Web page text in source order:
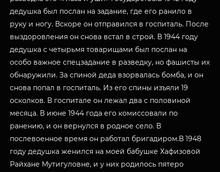
МУЗЕЙНЫЙ КОМПЛЕКС
дедушка был послан на задание, где его ранило в
руку и ногу. Вскоре он отправился в госпиталь. После
выздоровления он снова встал в строй. В 1944 году
дедушка с четырьмя товарищами был послан на
особо важное спецзадание в разведку, но фашисты их
обнаружили. За спиной деда взорвалась бомба, и он
снова попал в госпиталь. Из его спины изъяли 19
осколков. В госпитале он лежал два с половиной
месяца. В июне 1944 года его комиссовали по
ранению, и он вернулся в родное село. В
послевоенное время он работал бригадиром.В 1948
году дедушка женился на моей бабушке Хафизовой
Райхане Мутигуловне, и у них родилось пятеро